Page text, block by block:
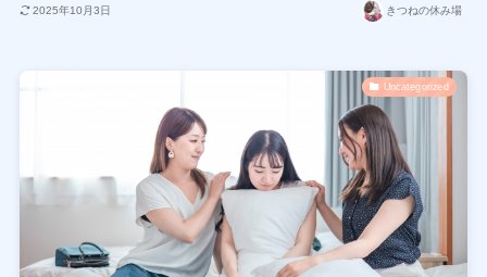
2025年10月3日 きつねの休み場
Uncategorized